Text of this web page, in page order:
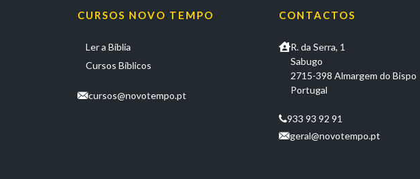
CURSOS NOVO TEMPO
Ler a Bíblia
Cursos Bíblicos
cursos@novotempo.pt
CONTACTOS
R. da Serra, 1
Sabugo
2715-398 Almargem do Bispo
Portugal
933 93 92 91
geral@novotempo.pt